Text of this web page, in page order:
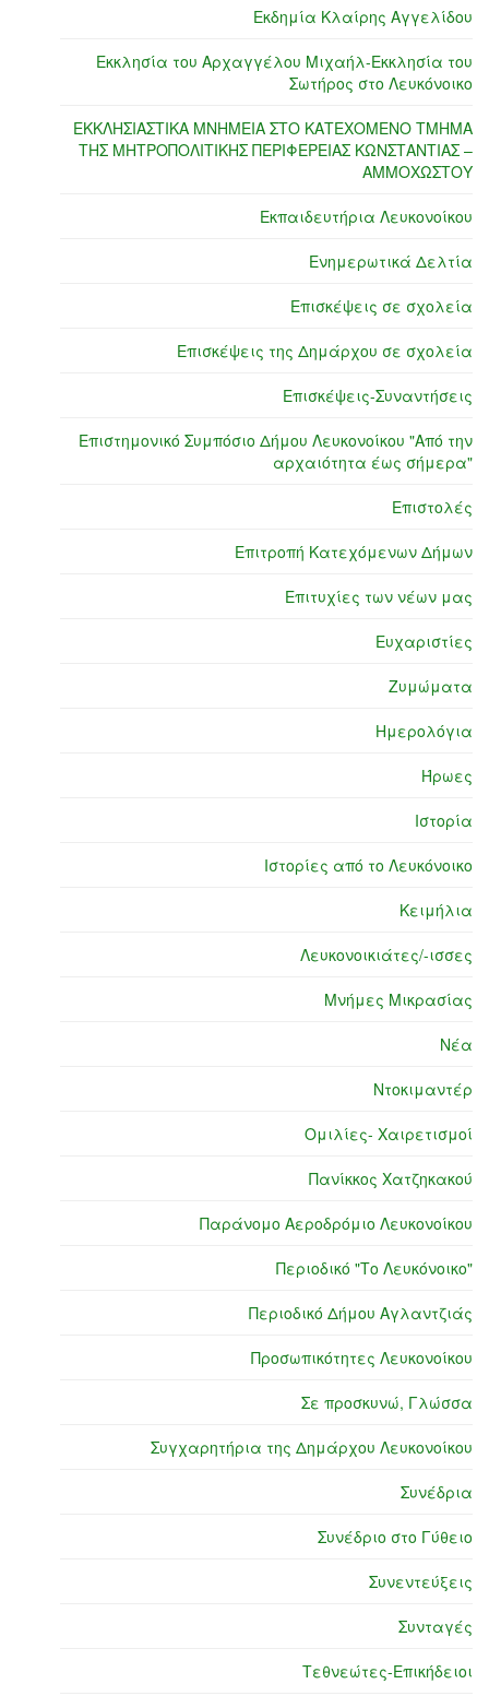
Εκδημία Κλαίρης Αγγελίδου
Εκκλησία του Αρχαγγέλου Μιχαήλ-Εκκλησία του
Σωτήρος στο Λευκόνοικο
ΕΚΚΛΗΣΙΑΣΤΙΚΑ ΜΝΗΜΕΙΑ ΣΤΟ ΚΑΤΕΧΟΜΕΝΟ ΤΜΗΜΑ
ΤΗΣ ΜΗΤΡΟΠΟΛΙΤΙΚΗΣ ΠΕΡΙΦΕΡΕΙΑΣ ΚΩΝΣΤΑΝΤΙΑΣ –
ΑΜΜΟΧΩΣΤΟΥ
Εκπαιδευτήρια Λευκονοίκου
Ενημερωτικά Δελτία
Επισκέψεις σε σχολεία
Επισκέψεις της Δημάρχου σε σχολεία
Επισκέψεις-Συναντήσεις
Επιστημονικό Συμπόσιο Δήμου Λευκονοίκου "Από την
αρχαιότητα έως σήμερα"
Επιστολές
Επιτροπή Κατεχόμενων Δήμων
Επιτυχίες των νέων μας
Ευχαριστίες
Ζυμώματα
Ημερολόγια
Ήρωες
Ιστορία
Ιστορίες από το Λευκόνοικο
Κειμήλια
Λευκονοικιάτες/-ισσες
Μνήμες Μικρασίας
Νέα
Ντοκιμαντέρ
Ομιλίες- Χαιρετισμοί
Πανίκκος Χατζηκακού
Παράνομο Αεροδρόμιο Λευκονοίκου
Περιοδικό "Το Λευκόνοικο"
Περιοδικό Δήμου Αγλαντζιάς
Προσωπικότητες Λευκονοίκου
Σε προσκυνώ, Γλώσσα
Συγχαρητήρια της Δημάρχου Λευκονοίκου
Συνέδρια
Συνέδριο στο Γύθειο
Συνεντεύξεις
Συνταγές
Τεθνεώτες-Επικήδειοι